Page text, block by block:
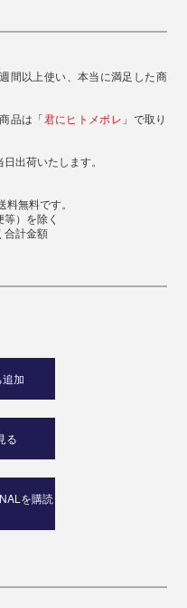
間以上使い、本当に満足した商
品は「君にヒトメボレ 」で取り
出荷いたします。
料無料です。
）を除く
合計金額
加
る
を購読